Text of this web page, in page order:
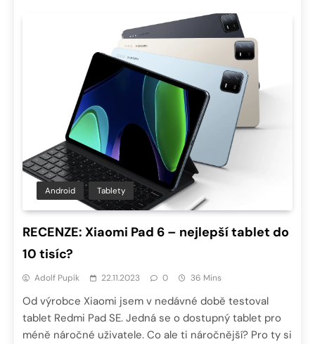
Android Tablety
RECENZE: Xiaomi Pad 6 – nejlepší tablet do
10 tisíc?
Adolf Pupík 22.11.2023 0 36 Mins
Od výrobce Xiaomi jsem v nedávné době testoval
tablet Redmi Pad SE. Jedná se o dostupný tablet pro
méně náročné uživatele. Co ale ti náročnější? Pro ty si